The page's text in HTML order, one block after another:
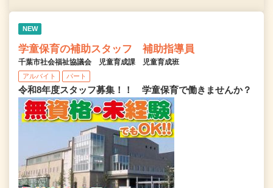
NEW
学童保育の補助スタッフ 補助指導員
千葉市社会福祉協議会 児童育成課 児童育成班
アルバイト パート
令和8年度スタッフ募集！！ 学童保育で働きませんか？